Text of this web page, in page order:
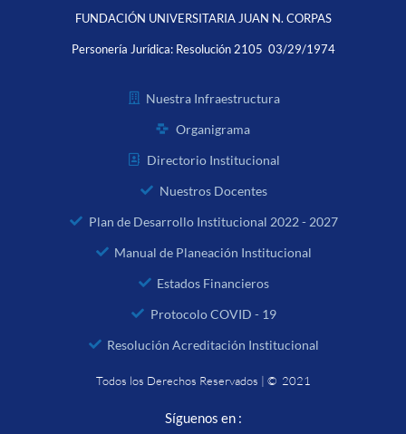
FUNDACIÓN UNIVERSITARIA JUAN N. CORPAS
Personería Jurídica: Resolución 2105 03/29/1974
Nuestra Infraestructura
Organigrama
Directorio Institucional
Nuestros Docentes
Plan de Desarrollo Institucional 2022 - 2027
Manual de Planeación Institucional
Estados Financieros
Protocolo COVID - 19
Resolución Acreditación Institucional
Todos los Derechos Reservados | © 2021
Síguenos en :